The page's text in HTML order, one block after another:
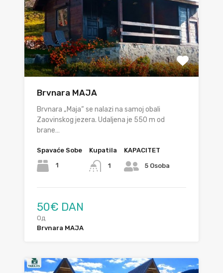
Brvnara MAJA
Brvnara „Маја“ se nalazi na samoj obali
Zaovinskog jezera. Udaljenа је 550 m оd
branе…
Spavaće Sobe
1
Kupatila
1
KAPACITET
5 Osoba
50€ DAN
Од
Brvnara MAJA